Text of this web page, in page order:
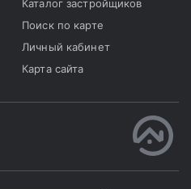
Каталог застройщиков
Поиск по карте
Личный кабинет
Карта сайта